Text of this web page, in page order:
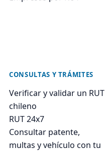
CONSULTAS Y TRÁMITES
Verificar y validar un RUT
chileno
RUT 24x7
Consultar patente,
multas y vehículo con tu